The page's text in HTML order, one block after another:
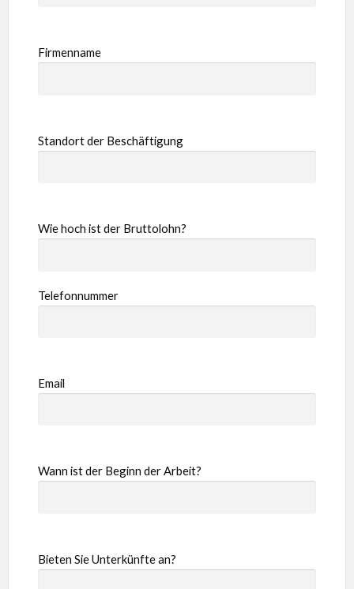
Firmenname
Standort der Beschäftigung
Wie hoch ist der Bruttolohn?
Telefonnummer
Email
Wann ist der Beginn der Arbeit?
Bieten Sie Unterkünfte an?